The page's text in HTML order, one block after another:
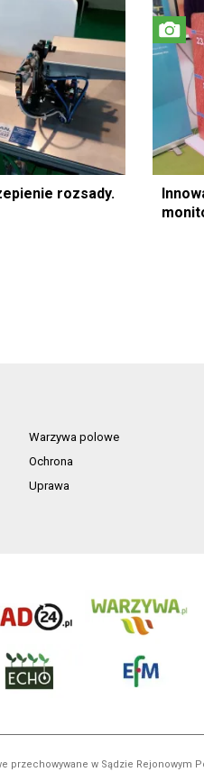
rozsady.
Warzywa polowe
Ochrona
Uprawa
w Sądzie Rejonowym